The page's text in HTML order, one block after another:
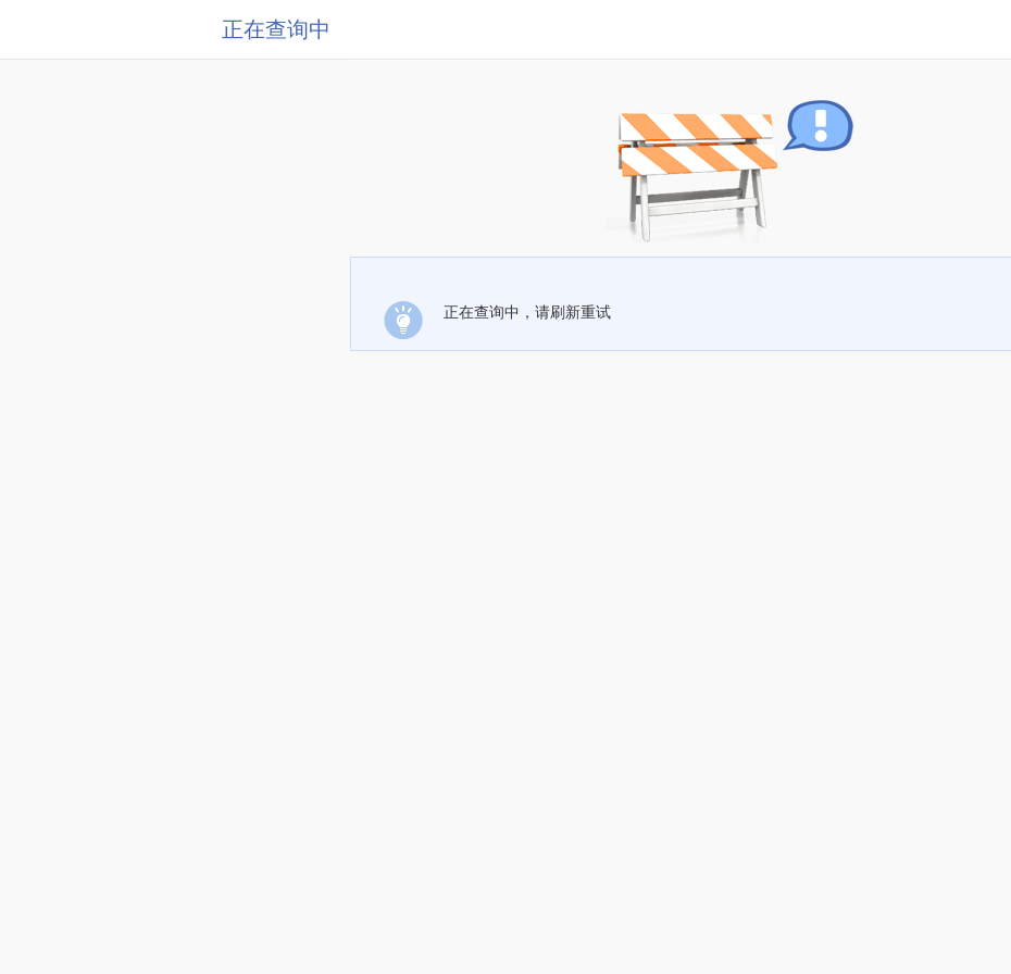
正在查询中
正在查询中，请刷新重试